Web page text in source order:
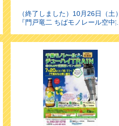
（終了しました）10月26日（土）
『門戸竜二 ちばモノレール空中舞